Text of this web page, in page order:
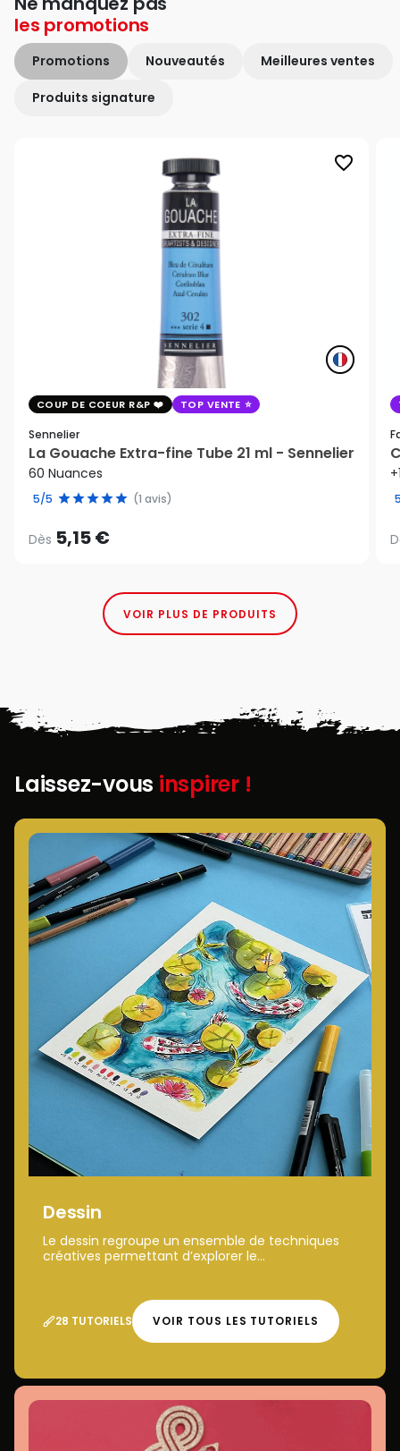
les promotions
Promotions Nouveautés Meilleures ventes
Produits signature
favorite_border
COUP DE COEUR R&P TOP VENTE
Sennelier
La Gouache Extra-fine Tube 21 ml - Sennelier
60 Nuances
5/5 (1 avis)
Dès 5,15 €
VOIR PLUS DE PRODUITS
Laissez-vous inspirer !
Dessin
Le dessin regroupe un ensemble de techniques
créatives permettant d’explorer le...
28 TUTORIELS VOIR TOUS LES TUTORIELS